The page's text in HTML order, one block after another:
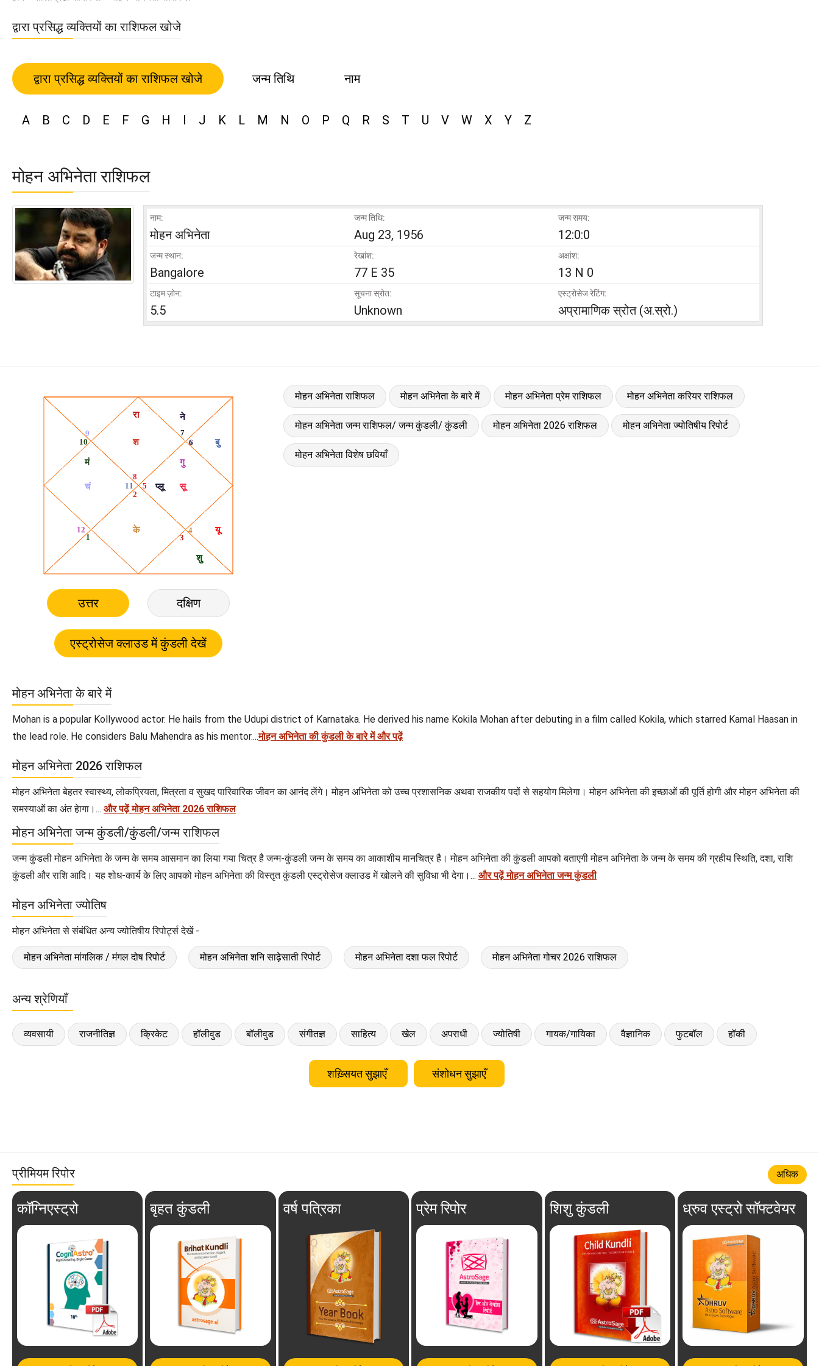
द्वारा प्रसिद्ध व्यक्तियों का राशिफल खोजे
द्वारा प्रसिद्ध व्यक्तियों का राशिफल खोजे जन्म तिथि नाम
A B C D E F G H I J K L M N O P Q R S T U V W X Y Z
मोहन अभिनेता राशिफल
नाम:
मोहन अभिनेता
जन्म तिथि:
Aug 23, 1956
जन्म समय:
12:0:0
जन्म स्थान:
Bangalore
रेखांश:
77 E 35
अक्षांश:
13 N 0
टाइम ज़ोन:
5.5
सूचना स्रोत:
Unknown
एस्ट्रोसेज रेटिंग:
अप्रामाणिक स्रोत (अ.स्रो.)
उत्तर दक्षिण
मोहन अभिनेता राशिफल मोहन अभिनेता के बारे में मोहन अभिनेता प्रेम राशिफल मोहन अभिनेता करियर राशिफल
मोहन अभिनेता जन्म राशिफल/ जन्म कुंडली/ कुंडली मोहन अभिनेता 2026 राशिफल मोहन अभिनेता ज्योतिषीय रिपोर्ट
मोहन अभिनेता विशेष छवियाँ
मोहन अभिनेता के बारे में
Mohan is a popular Kollywood actor. He hails from the Udupi district of Karnataka. He derived his name Kokila Mohan after debuting in a film called Kokila, which starred Kamal Haasan in
the lead role. He considers Balu Mahendra as his mentor....मोहन अभिनेता की कुंडली के बारे में और पढ़ें
मोहन अभिनेता 2026 राशिफल
मोहन अभिनेता बेहतर स्वास्थ्य, लोकप्रियता, मित्रता व सुखद पारिवारिक जीवन का आनंद लेंगे। मोहन अभिनेता को उच्च प्रशासनिक अथवा राजकीय पदों से सहयोग मिलेगा। मोहन अभिनेता की इच्छाओं की पूर्ति होगी और मोहन अभिनेता की
समस्याओं का अंत हेागा।... और पढ़ें मोहन अभिनेता 2026 राशिफल
मोहन अभिनेता जन्म कुंडली/कुंडली/जन्म राशिफल
जन्म कुंडली मोहन अभिनेता के जन्म के समय आसमान का लिया गया चित्र है जन्म-कुंडली जन्म के समय का आकाशीय मानचित्र है। मोहन अभिनेता की कुंडली आपको बताएगी मोहन अभिनेता के जन्म के समय की ग्रहीय स्थिति, दशा, राशि
कुंडली और राशि आदि। यह शोध-कार्य के लिए आपको मोहन अभिनेता की विस्तृत कुंडली एस्ट्रोसेज क्लाउड में खोलने की सुविधा भी देगा।... और पढ़ें मोहन अभिनेता जन्म कुंडली
मोहन अभिनेता ज्योतिष
मोहन अभिनेता से संबंधित अन्य ज्योतिषीय रिपोर्ट्स देखें -
मोहन अभिनेता मांगलिक / मंगल दोष रिपोर्ट मोहन अभिनेता शनि साढ़ेसाती रिपोर्ट मोहन अभिनेता दशा फल रिपोर्ट मोहन अभिनेता गोचर 2026 राशिफल
अन्य श्रेणियाँ
व्यवसायी राजनीतिज्ञ क्रिकेट हॉलीवुड बॉलीवुड संगीतज्ञ साहित्य खेल अपराधी ज्योतिषी गायक/गायिका वैज्ञानिक फुटबॉल हॉकी
शख़्सियत सुझाएँ संशोधन सुझाएँ
प्रीमियम रिपोर अधिक
कॉग्निएस्ट्रो बृहत कुंडली वर्ष पत्रिका प्रेम रिपोर शिशु कुंडली ध्रुव एस्ट्रो सॉफ्टवेयर